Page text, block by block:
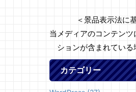
＜景品表示法に
当メディアのコンテン
ションが含まれている
カテゴリー